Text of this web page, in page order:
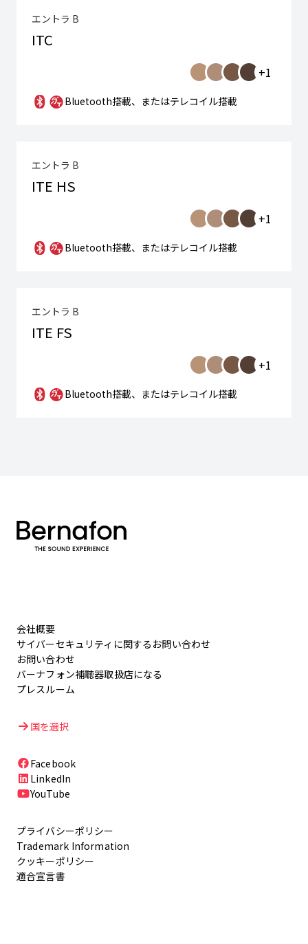
エントラ B
ITC
+1
Bluetooth搭載、またはテレコイル搭載
エントラ B
ITE HS
+1
Bluetooth搭載、またはテレコイル搭載
エントラ B
ITE FS
+1
Bluetooth搭載、またはテレコイル搭載
会社概要
サイバーセキュリティに関するお問い合わせ
お問い合わせ
バーナフォン補聴器取扱店になる
プレスルーム
プライバシーポリシー
Trademark Information
クッキーポリシー
適合宣言書
国を選択
Facebook
LinkedIn
YouTube